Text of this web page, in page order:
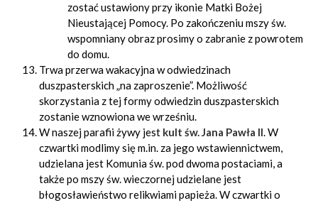
zostać ustawiony przy ikonie Matki Bożej
Nieustającej Pomocy. Po zakończeniu mszy św.
wspomniany obraz prosimy o zabranie z powrotem
do domu.
Trwa przerwa wakacyjna w odwiedzinach
duszpasterskich „na zaproszenie”. Możliwość
skorzystania z tej formy odwiedzin duszpasterskich
zostanie wznowiona we wrześniu.
W naszej parafii żywy jest kult św. Jana Pawła II. W
czwartki modlimy się m.in. za jego wstawiennictwem,
udzielana jest Komunia św. pod dwoma postaciami, a
także po mszy św. wieczornej udzielane jest
błogosławieństwo relikwiami papieża. W czwartki o